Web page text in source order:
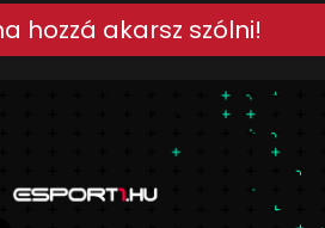
hozzá akarsz szólni!